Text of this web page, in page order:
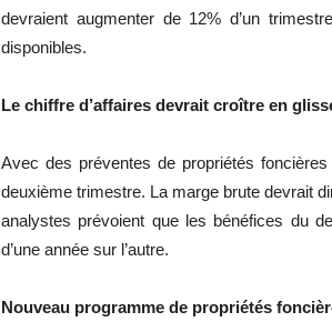
devraient augmenter de 12% d’un
disponibles.
Le chiffre d’affaires devrait croître en
Avec des préventes de propriétés
deuxième trimestre. La marge brute devrait
analystes prévoient que les bénéfices du
d’une année sur l’autre.
Nouveau programme de propriétés